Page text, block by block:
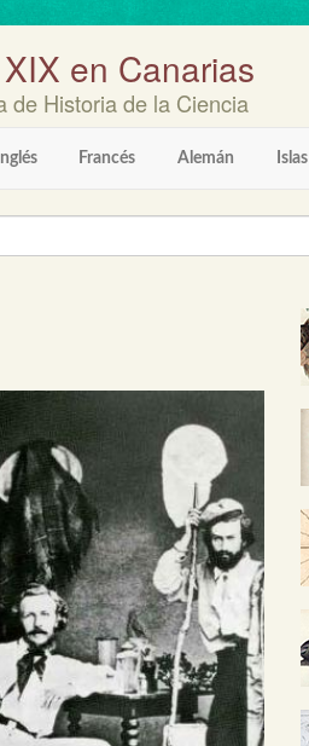
en Canarias
de Historia de la Ciencia
Inglés Francés Alemán Islas